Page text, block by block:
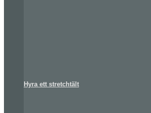
Hyra ett stretchtält